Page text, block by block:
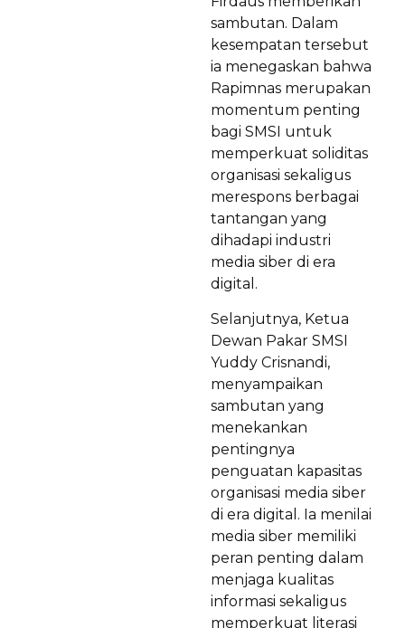
sambutan. Dalam
kesempatan tersebut
ia menegaskan bahwa
Rapimnas merupakan
momentum penting
bagi SMSI untuk
memperkuat soliditas
organisasi sekaligus
merespons berbagai
tantangan yang
dihadapi industri
media siber di era
digital.
Selanjutnya, Ketua
Dewan Pakar SMSI
Yuddy Crisnandi,
menyampaikan
sambutan yang
menekankan
pentingnya
penguatan kapasitas
organisasi media siber
di era digital. Ia menilai
media siber memiliki
peran penting dalam
menjaga kualitas
informasi sekaligus
memperkuat literasi